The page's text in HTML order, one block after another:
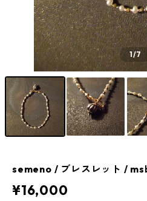
1/7
semeno / ブレスレット /
¥16,000